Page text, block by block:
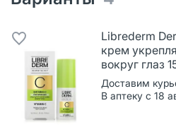
Librederm
крем
вокруг глаз
Доставим
В аптеку с 18